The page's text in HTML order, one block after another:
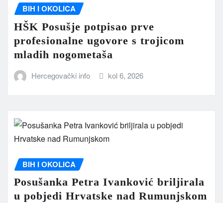
BIH I OKOLICA
HŠK Posušje potpisao prve
profesionalne ugovore s trojicom
mladih nogometaša
Hercegovački info kol 6, 2026
BIH I OKOLICA
Posušanka Petra Ivanković briljirala
u pobjedi Hrvatske nad Rumunjskom